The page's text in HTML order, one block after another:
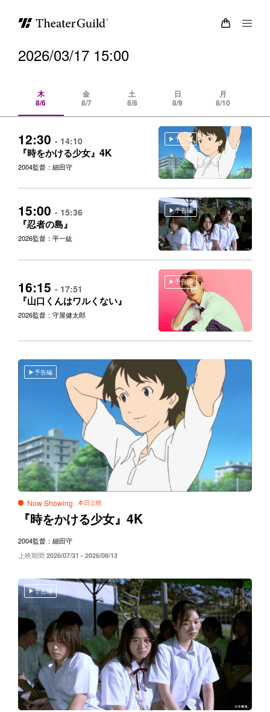
2026/03/17 15:00
木
8/6
金
8/7
土
8/8
日
8/9
月
8/10
予告編
12:30 - 14:10
『時をかける少女』 4K
2004監督：細田守
予告編
15:00 - 15:36
『忍者の島』
2026監督：平一紘
予告編
16:15 - 17:51
『山口くんはワルくない』
2026監督：守屋健太郎
予告編
Now Showing
『時をかける少女』 4K
2004監督：細田守
上映期間 2026/07/31 - 2026/08/13
予告編